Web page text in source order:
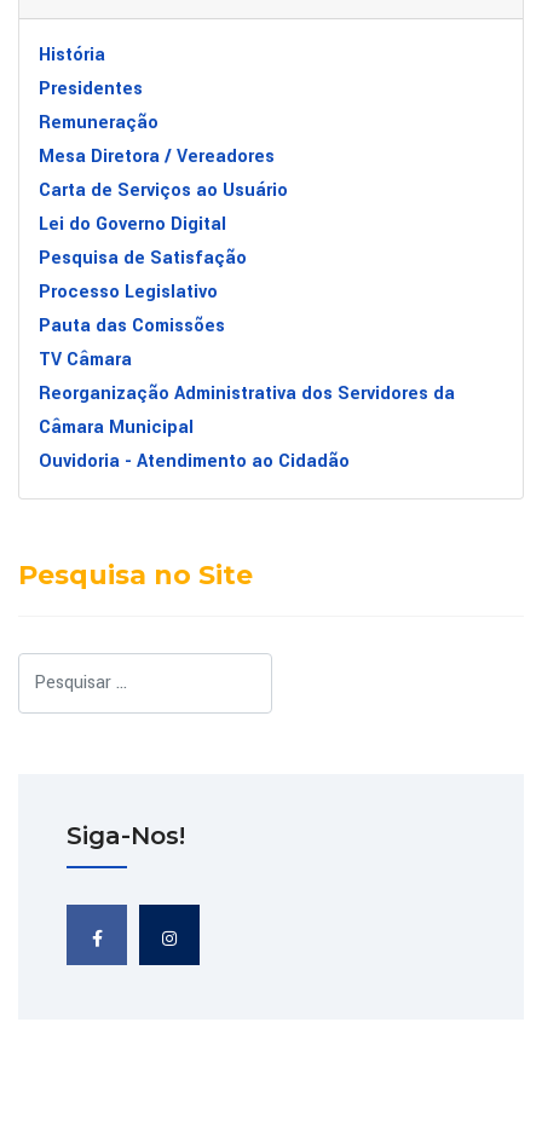
História
Presidentes
Remuneração
Mesa Diretora / Vereadores
Carta de Serviços ao Usuário
Lei do Governo Digital
Pesquisa de Satisfação
Processo Legislativo
Pauta das Comissões
TV Câmara
Reorganização Administrativa dos Servidores da
Câmara Municipal
Ouvidoria - Atendimento ao Cidadão
Pesquisa no Site
Siga-Nos!